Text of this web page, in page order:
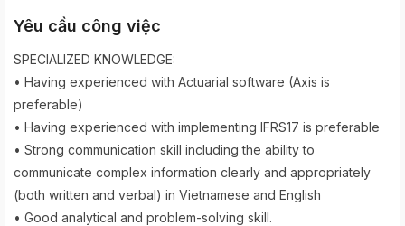
Yêu cầu công việc
SPECIALIZED KNOWLEDGE:
• Having experienced with Actuarial software (Axis is
preferable)
• Having experienced with implementing IFRS17 is preferable
• Strong communication skill including the ability to
communicate complex information clearly and appropriately
(both written and verbal) in Vietnamese and English
• Good analytical and problem-solving skill.